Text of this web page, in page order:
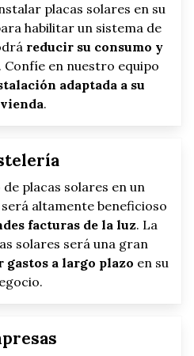
placas solares en su
habilitar un sistema de
reducir su consumo y
en nuestro equipo
adaptada a su
.
placas solares en un
altamente beneficioso
facturas de la luz. La
solares será una gran
gastos a largo plazo en su